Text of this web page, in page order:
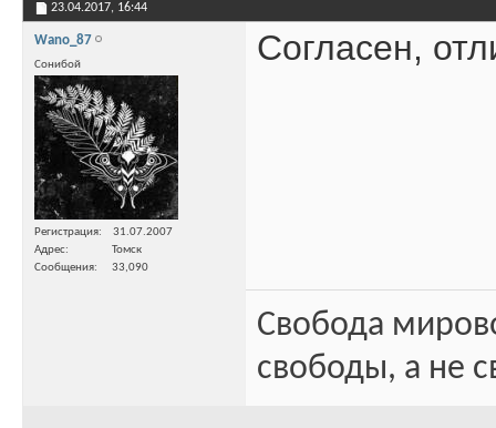
23.04.2017, 16:44
Wano_87
Сонибой
Регистрация
31.07.2007
Адрес
Томск
Сообщения
33,090
Согласен,
Свобода
свободы, а не